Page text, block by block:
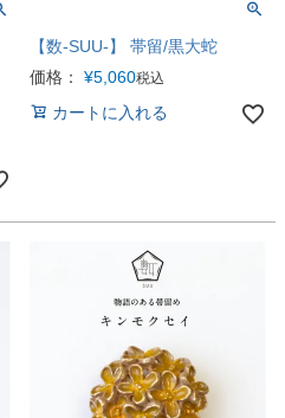
【数-SUU-】 帯留/黒大蛇
価格：
¥5,060税込
カートに入れる